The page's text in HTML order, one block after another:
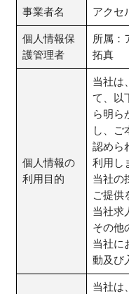
事業者名 アクセ
個人情報保
護管理者
所属：
拓真
個人情報の
利用目的
当社は
て、以
ら明ら
し、ご
認めら
利用し
当社の
ご提供
当社求
その他
当社に
動及び
当社は